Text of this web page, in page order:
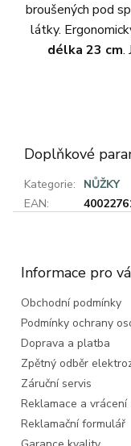
broušených pod
látky.
délka 23 cm.
Doplňkové
Kategorie:
NŮŽKY
EAN:
Informace pro
Obchodní podmínky
Podmínky ochrany
Doprava a platba
Zpětný odběr
Záruční servis
Reklamace a vrácení
Reklamační formulář